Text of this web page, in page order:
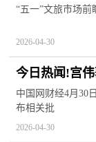
韵江苏”准备
“五一”文旅市场前
2026-04-30
今日热闻!宫
中国网财经4月30
布相关批
2026-04-30